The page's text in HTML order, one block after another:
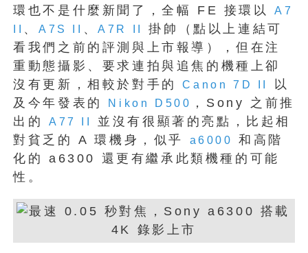
環也不是什麼新聞了，全幅 FE 接環以A7
、 A7S II 、A7R II
掛帥（點以上連結可
看我們之前的評測與上市報導），但在注
重動態攝影、要求連拍與追焦的機種上卻
沒有更新，相較於對手的Canon 7D II
以
及今年發表的
Nikon D500
，Sony 之前推
出的 A77 II
並沒有很顯著的亮點，比起相
對貧乏的 A 環機身，似乎
a6000
和高階
化的 a6300 還更有繼承此類機種的可能
性。